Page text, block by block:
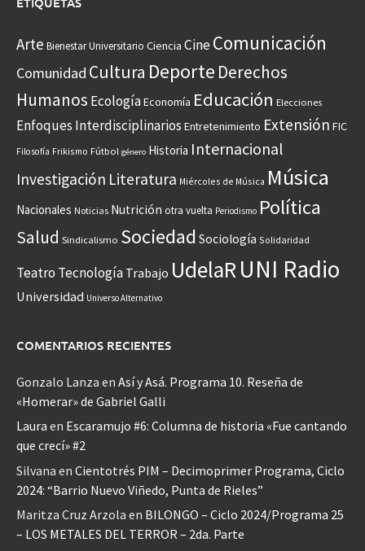
Arte Bienestar Universitario Ciencia CineComunicación
Comunidad Cultura Deporte Derechos
Humanos EcologíaEconomía Educación Elecciones
Enfoques Interdisciplinarios Entretenimiento Extensión FIC
Filosofía Frikismo Fútbol género Historia Internacional
Investigación Literatura Miércoles de Música Música
Nacionales Noticias Nutrición otra vuelta Periodismo Política
Salud Sindicalismo Sociedad Sociología Solidaridad
Teatro Tecnología Trabajo UdelaR UNI Radio
Universidad Universo Alternativo
COMENTARIOS RECIENTES
Gonzalo Lanza en Así y Asá. Programa 10. Reseña de
«Homerar» de Gabriel Galli
Laura en Escaramujo #6: Columna de historia «Fue cantando
que crecí» #2
Silvana en Cientotrés PIM – Decimoprimer Programa, Ciclo
2024: “Barrio Nuevo Viñedo, Punta de Rieles”
Maritza Cruz Arzola en BILONGO – Ciclo 2024/Programa 25
– LOS METALES DEL TERROR – 2da. Parte